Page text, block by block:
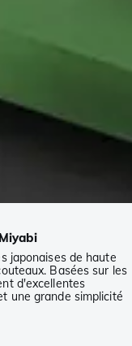
japonaises de haute
Basées sur les
d'excellentes
une grande simplicité